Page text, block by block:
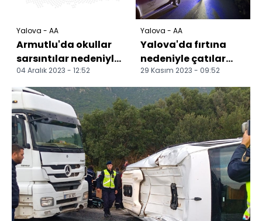
Yalova - AA
Armutlu'da okullar
sarsıntılar nedeniyle
tatil edildi
04 Aralık 2023 - 12:52
Yalova - AA
Yalova'da fırtına
nedeniyle çatılar
uçtu, ağaçlar
devrildi
29 Kasım 2023 - 09:52